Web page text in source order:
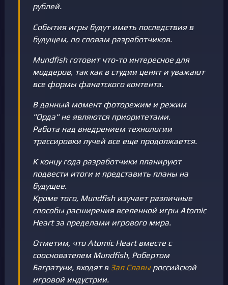
рублей.
События игры будут иметь последствия в
будущем, по словам разработчиков.
Mundfish готовит что-то интересное для
моддеров, так как в студии ценят и уважают
все формы фанатского контента.
В данный момент фоторежим и режим
"Орда" не являются приоритетами.
Работа над внедрением технологии
трассировки лучей все еще продолжается.
К концу года разработчики планируют
подвести итоги и представить планы на
будущее.
Кроме того, Mundfish изучает различные
способы расширения вселенной игры Atomic
Heart за пределами игрового мира.
Отметим, что Atomic Heart вместе с
сооснователем Mundfish, Робертом
Багратуни, входят в Зал Славыроссийской
игровой индустрии.